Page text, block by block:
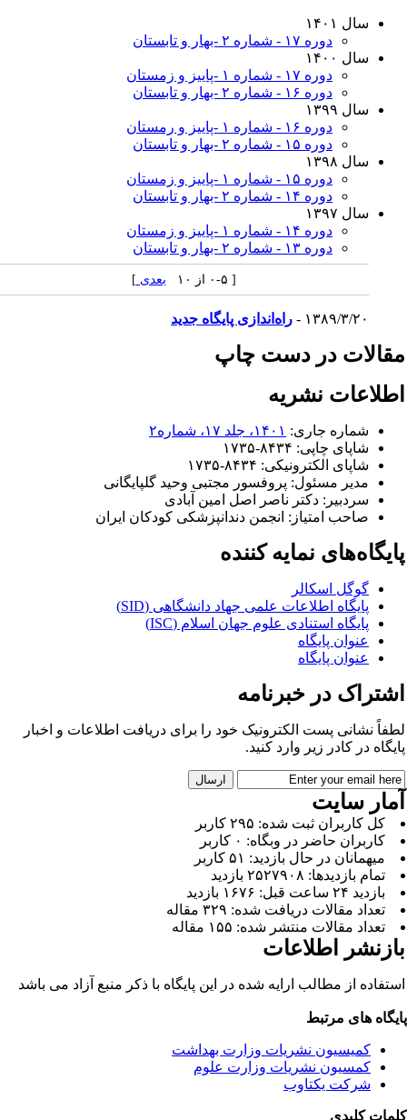
سال ۱۴۰۱
دوره ۱۷ - شماره ۲ -بهار و تابستان
سال ۱۴۰۰
دوره ۱۷ - شماره ۱ -پاییز و زمستان
دوره ۱۶ - شماره ۲ -بهار و تابستان
سال ۱۳۹۹
دوره ۱۶ - شماره ۱ -پاییز و رمستان
دوره ۱۵ - شماره ۲ -بهار و تابستان
سال ۱۳۹۸
دوره ۱۵ - شماره ۱ -پاییز و زمستان
دوره ۱۴ - شماره ۲ -بهار و تابستان
سال ۱۳۹۷
دوره ۱۴ - شماره ۱ -پاییز و زمستان
دوره ۱۳ - شماره ۲ -بهار و تابستان
[ ۰-۵ از ۱۰ بعدی ]
۱۳۸۹/۳/۲۰ - راه‌اندازی پایگاه جدید
در دست چاپ
نشریه
شماره جاری: ۱۴۰۱، جلد ۱۷، شماره۲
شاپای چاپی: ۱۷۳۵-۸۴۳۴
شاپای الکترونیکی: ۱۷۳۵-۸۴۳۴
مدیر مسئول: پروفسور مجتبی وحید گلپایگانی
سردبیر: دکتر ناصر اصل امین آبادی
صاحب امتیاز: انجمن دندانپزشکی کودکان ایران
نمایه کننده
گوگل اسکالر
پایگاه اطلاعات علمی جهاد دانشگاهی (SID)
پایگاه استنادی علوم جهان اسلام (ISC)
عنوان پایگاه
عنوان پایگاه
در خبرنامه
نشانی پست الکترونیک خود را برای دریافت اطلاعات و اخبار
در کادر زیر وارد کنید.
سایت
کل کاربران ثبت شده: ۲۹۵ کاربر
کاربران حاضر در وبگاه: ۰ کاربر
میهمانان در حال بازدید: ۵۱ کاربر
تمام بازدید‌ها: ۲۵۲۷۹۰۸ بازدید
بازدید ۲۴ ساعت قبل: ۱۶۷۶ بازدید
تعداد مقالات دریافت شده: ۳۲۹ مقاله
تعداد مقالات منتشر شده: ۱۵۵ مقاله
اطلاعات
از مطالب ارایه شده در این پایگاه با ذکر منبع آزاد می باشد
های مرتبط
کمیسیون نشریات وزارت بهداشت
کمسیون نشریات وزارت علوم
شرکت یکتاوب
کلیدی